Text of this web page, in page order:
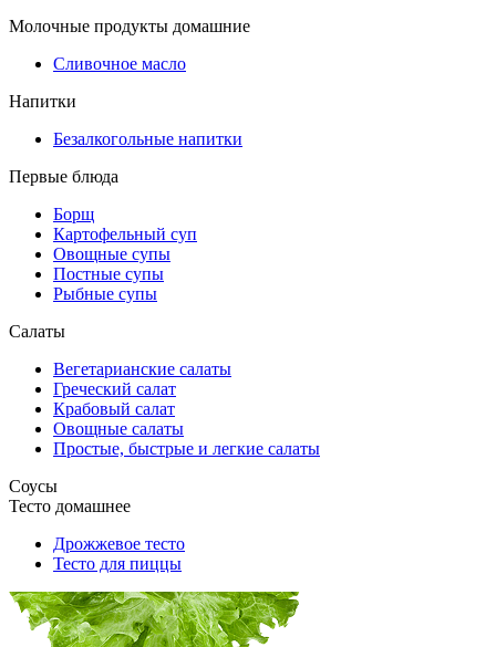
Молочные продукты домашние
Сливочное масло
Напитки
Безалкогольные напитки
Первые блюда
Борщ
Картофельный суп
Овощные супы
Постные супы
Рыбные супы
Салаты
Вегетарианские салаты
Греческий салат
Крабовый салат
Овощные салаты
Простые, быстрые и легкие салаты
Соусы
Тесто домашнее
Дрожжевое тесто
Тесто для пиццы